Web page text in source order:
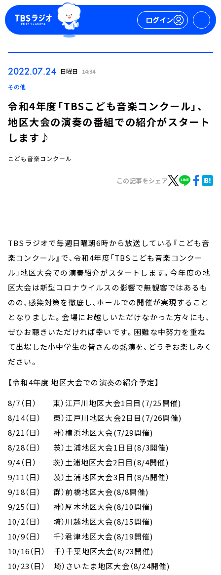
ログイン
イベント・グッズ
YouTube
会社情報
2022.07.24 日曜日 14:34
その他
令和4年度「TBSこども音楽コンクール」、
地区大会の演奏の番組での紹介がスタート
します♪
こども音楽コンクール
この記事をシェア
TBSラジオで毎週日曜朝6時から放送している『こども音
楽コンクール』で、令和4年度「TBSこども音楽コンクー
ル」地区大会での演奏紹介がスタートします。今年度の地
区大会は新型コロナウイルスの影響で無観客ではあるも
のの、感染対策を徹底し、ホールでの開催が実現すること
となりました。会場にお越しいただけなかった方々にも、
ぜひお聴きいただければ幸いです。困難な中努力を重ね
て出場した小中学生の皆さんの熱演を、どうぞお楽しみく
ださい。
【令和4年度 地区大会での演奏の紹介予定】
8/7（日） 東）江戸川地区大会1日目(7/25開催)
8/14（日） 東）江戸川地区大会2日目(7/26開催)
8/21（日） 神）横浜地区大会(7/29開催)
8/28（日） 茨）土浦地区大会1日目(8/3開催)
9/4（日） 茨）土浦地区大会2日目(8/4開催)
9/11（日） 茨）土浦地区大会3日目(8/5開催）
9/18（日） 群）前橋地区大会(8/8開催)
9/25（日） 神）厚木地区大会(8/10開催)
10/2（日） 埼）川越地区大会(8/15開催)
10/9（日） 千）君津地区大会(8/19開催)
10/16（日） 千）千葉地区大会(8/23開催)
10/23（日） 埼）さいたま地区大会（8/24開催)